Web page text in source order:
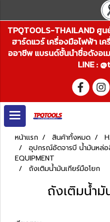
TPQTOOLS-THAILAND ศู
ฮาร์ดแวร์ เครื่องมือไฟฟ้า เ
ออาชีพ แบรนด์ชั้นนำชื่อดังอเ
LINE :
หน้าแรก สินค้าทั้งหมด
อุปกรณ์อัดจารบี น้ำมันหล่อ
EQUIPMENT
ถังเติมน้ำมันเกียร์มือโยก
ถังเติมน้ำมั